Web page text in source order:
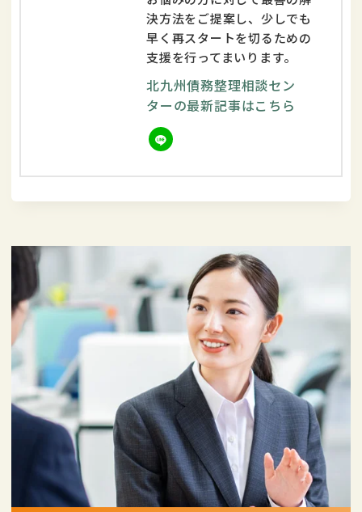
決方法をご提案し、少しでも
早く再スタートを切るための
支援を行ってまいります。
北九州債務整理相談セン
ターの最新記事はこちら